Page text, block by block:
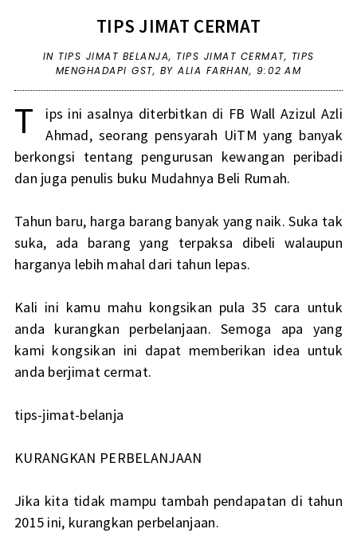
TIPS JIMAT CERMAT
IN TIPS JIMAT BELANJA, TIPS JIMAT CERMAT, TIPS
MENGHADAPI GST, BY ALIA FARHAN, 9:02 AM
T
ips ini asalnya diterbitkan di FB Wall Azizul Azli
Ahmad, seorang pensyarah UiTM yang banyak
berkongsi tentang pengurusan kewangan peribadi
dan juga penulis buku Mudahnya Beli Rumah.
Tahun baru, harga barang banyak yang naik. Suka tak
suka, ada barang yang terpaksa dibeli walaupun
harganya lebih mahal dari tahun lepas.
Kali ini kamu mahu kongsikan pula 35 cara untuk
anda kurangkan perbelanjaan. Semoga apa yang
kami kongsikan ini dapat memberikan idea untuk
anda berjimat cermat.
tips-jimat-belanja
KURANGKAN PERBELANJAAN
Jika kita tidak mampu tambah pendapatan di tahun
2015 ini, kurangkan perbelanjaan.